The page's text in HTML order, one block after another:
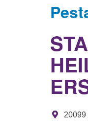
20099